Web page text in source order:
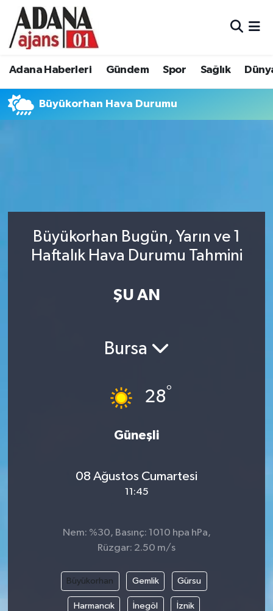
Adana Haberleri Gündem Spor Sağlık
Büyükorhan Hava Durumu
Büyükorhan Bugün, Yarın ve 1
Haftalık Hava Durumu Tahmini
ŞU AN
Bursa
28°
Güneşli
08 Ağustos Cumartesi
11:45
Nem: %30, Basınç: 1010 hpa hPa,
Rüzgar: 2.50 m/s
Büyükorhan Gemlik Gürsu
Harmancık İnegöl İznik
Adana Haberleri
Spor
Siyaset
Ekonomi
Adana Nöbetçi Eczaneler
Adana Namaz Vakitleri
Son Dakika Haberleri
Haber Arşivi